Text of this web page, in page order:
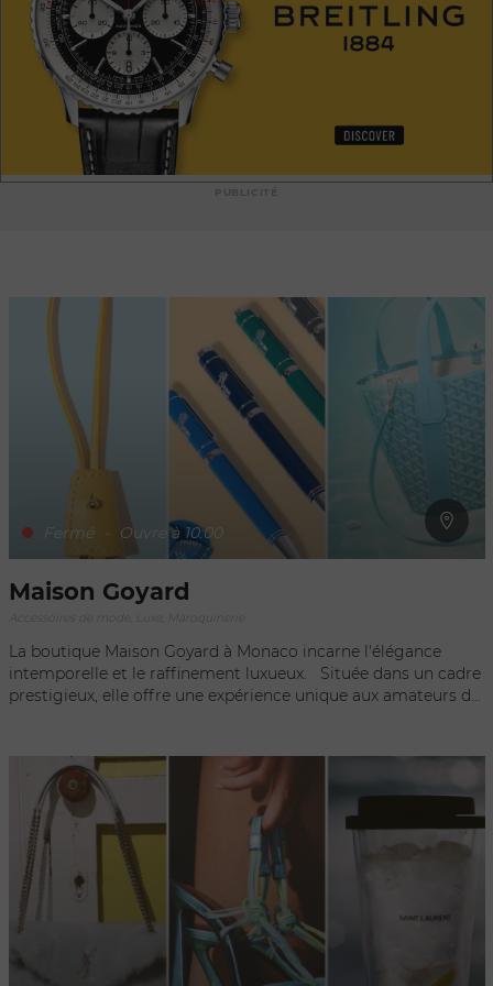
luxueuses, allant des vêtements élégants aux accessoires de
haute qualité. Que ce soit pour une tenue de soirée
impeccablement taillée ou pour un sac à main intemporel, la
boutique offre un éventail de choix qui saura satisfaire les
plus exigeants. Le service clientèle de la boutique Bottega
Veneta à Monaco est à la hauteur de son standing, offrant
une attention personnalisée et des conseils experts pour
répondre aux besoins et aux désirs de chaque client. Les
professionnels hautement qualifiés sont prêts à
l'élégance italienne et laissez-vous envoûter par le savoir-faire
artisanal et le style intemporel de Bottega Veneta à Monaco.
Fermé - Ouvre à 10:00
Maison Goyard
Accessoires de mode, Luxe, Maroquinerie
La boutique Maison Goyard à Monaco incarne l'élégance
intemporelle et le raffinement luxueux. Située dans un cadre
prestigieux, elle offre une expérience unique aux amateurs de
boutique invite ses visiteurs à découvrir l'art de voyager avec
style. Offrant une gamme exquise de bagages, sacs à main
et accessoires, Maison Goyard à Monaco demeure une
destination incontournable pour les connaisseurs en quête de
sophistication et de prestige.